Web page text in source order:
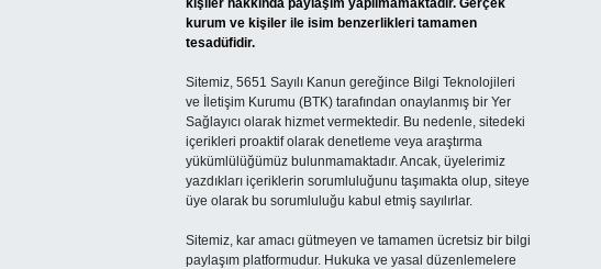
kişiler hakkında paylaşım yapılmamaktadır. Gerçek
kurum ve kişiler ile isim benzerlikleri tamamen
tesadüfidir.
Sitemiz, 5651 Sayılı Kanun gereğince Bilgi Teknolojileri
ve İletişim Kurumu (BTK) tarafından onaylanmış bir Yer
Sağlayıcı olarak hizmet vermektedir. Bu nedenle, sitedeki
içerikleri proaktif olarak denetleme veya araştırma
yükümlülüğümüz bulunmamaktadır. Ancak, üyelerimiz
yazdıkları içeriklerin sorumluluğunu taşımakta olup, siteye
üye olarak bu sorumluluğu kabul etmiş sayılırlar.
Sitemiz, kar amacı gütmeyen ve tamamen ücretsiz bir bilgi
paylaşım platformudur. Hukuka ve yasal düzenlemelere